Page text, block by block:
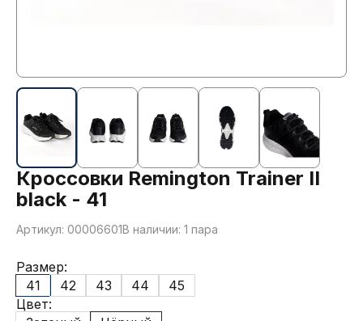
Кроссовки Remington Trainer II
black - 41
Артикул: 00006601В наличии: 1 пара
Размер:
41
42 43 44
45
Цвет: